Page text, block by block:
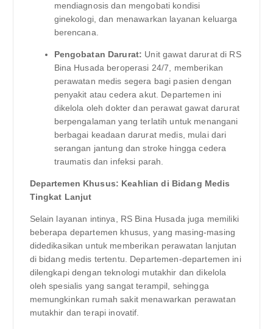
mendiagnosis dan mengobati kondisi
ginekologi, dan menawarkan layanan keluarga
berencana.
Pengobatan Darurat: Unit gawat darurat di RS
Bina Husada beroperasi 24/7, memberikan
perawatan medis segera bagi pasien dengan
penyakit atau cedera akut. Departemen ini
dikelola oleh dokter dan perawat gawat darurat
berpengalaman yang terlatih untuk menangani
berbagai keadaan darurat medis, mulai dari
serangan jantung dan stroke hingga cedera
traumatis dan infeksi parah.
Departemen Khusus: Keahlian di Bidang Medis
Tingkat Lanjut
Selain layanan intinya, RS Bina Husada juga memiliki
beberapa departemen khusus, yang masing-masing
didedikasikan untuk memberikan perawatan lanjutan
di bidang medis tertentu. Departemen-departemen ini
dilengkapi dengan teknologi mutakhir dan dikelola
oleh spesialis yang sangat terampil, sehingga
memungkinkan rumah sakit menawarkan perawatan
mutakhir dan terapi inovatif.